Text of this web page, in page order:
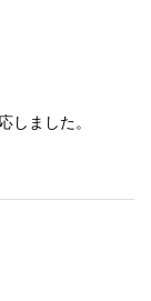
しました。